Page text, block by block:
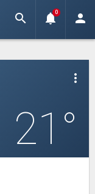
search notifications
0 person
more_vert
21°